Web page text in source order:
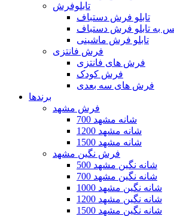
تابلوفرش
تابلو فرش دستباف
به تابلو فرش دستباف
تابلو فرش ماشینی
فرش فانتزی
فرش های فانتزی
فرش کودک
فرش های سه بعدی
برندها
فرش مشهد
700 شانه مشهد
1200 شانه مشهد
1500 شانه مشهد
فرش نگین مشهد
500 شانه نگین مشهد
700 شانه نگین مشهد
1000 شانه نگین مشهد
1200 شانه نگین مشهد
1500 شانه نگین مشهد